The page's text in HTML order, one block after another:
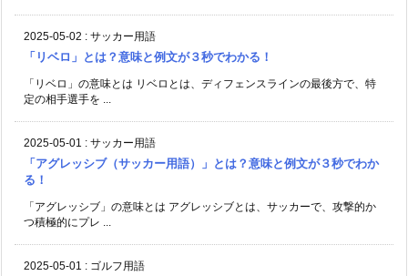
2025-05-02 : サッカー用語
「リベロ」とは？意味と例文が３秒でわかる！
「リベロ」の意味とは リベロとは、ディフェンスラインの最後方で、特
定の相手選手を ...
2025-05-01 : サッカー用語
「アグレッシブ（サッカー用語）」とは？意味と例文が３秒でわか
る！
「アグレッシブ」の意味とは アグレッシブとは、サッカーで、攻撃的か
つ積極的にプレ ...
2025-05-01 : ゴルフ用語